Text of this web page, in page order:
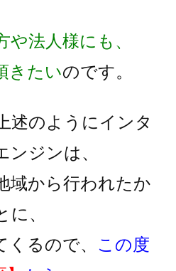
法人様にも、
きたいのです。
述のようにインタ
ンジンは、
域から行われたか
、
るので、 この度